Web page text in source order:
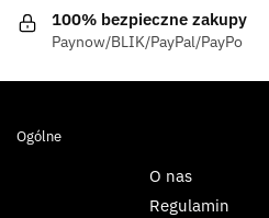
100% bezpieczne zakupy
Paynow/BLIK/PayPal/PayPo
Ogólne
O nas
Regulamin